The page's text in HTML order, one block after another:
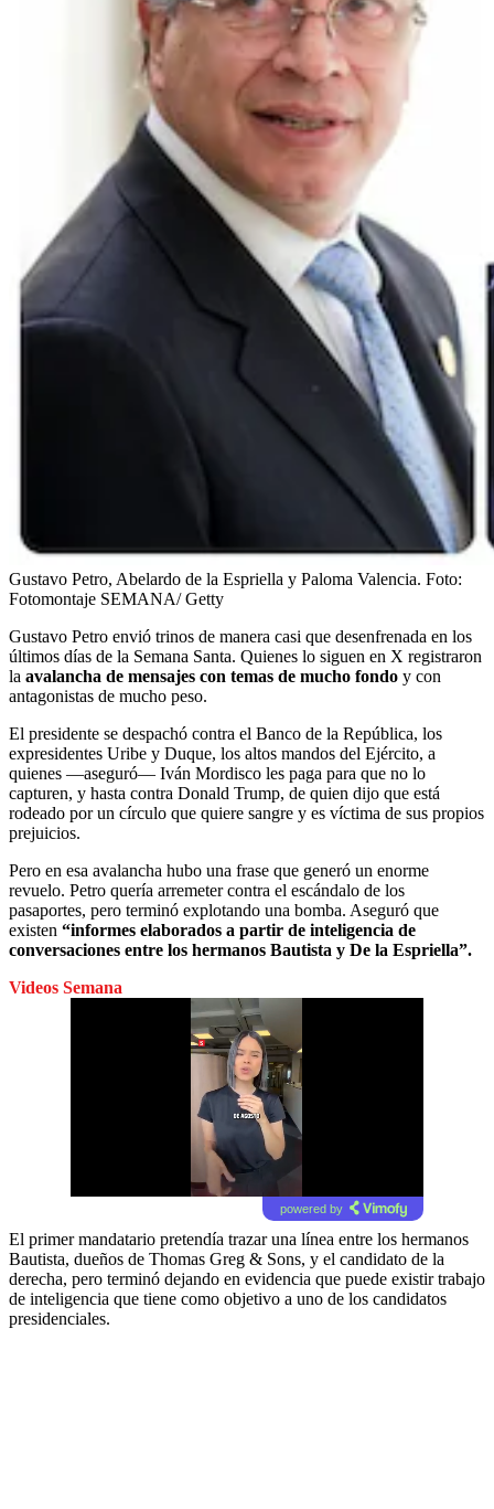
Gustavo Petro, Abelardo de la Espriella y Paloma Valencia. Foto:
Fotomontaje SEMANA/ Getty
Gustavo Petro envió trinos de manera casi que desenfrenada en los
últimos días de la Semana Santa. Quienes lo siguen en X registraron
la avalancha de mensajes con temas de mucho fondo y con
antagonistas de mucho peso.
El presidente se despachó contra el Banco de la República, los
expresidentes Uribe y Duque, los altos mandos del Ejército, a
quienes —aseguró— Iván Mordisco les paga para que no lo
capturen, y hasta contra Donald Trump, de quien dijo que está
rodeado por un círculo que quiere sangre y es víctima de sus propios
prejuicios.
Pero en esa avalancha hubo una frase que generó un enorme
revuelo. Petro quería arremeter contra el escándalo de los
pasaportes, pero terminó explotando una bomba. Aseguró que
existen “informes elaborados a partir de inteligencia de
conversaciones entre los hermanos Bautista y De la Espriella”.
Videos Semana
powered by
El primer mandatario pretendía trazar una línea entre los hermanos
Bautista, dueños de Thomas Greg & Sons, y el candidato de la
derecha, pero terminó dejando en evidencia que puede existir trabajo
de inteligencia que tiene como objetivo a uno de los candidatos
presidenciales.